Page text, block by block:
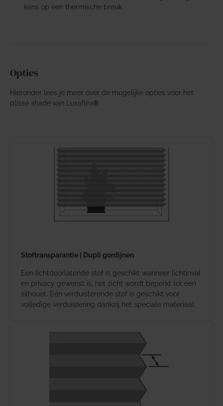
kans op een thermische breuk
Opties
Hieronder lees je meer over de mogelijke opties voor het
plissé shade van Luxaflex®
Stoftransparantie | Dupli gordijnen
Een lichtdoorlatende stof is geschikt wanneer lichtinval
en privacy gewenst is, het zicht wordt beperkt tot een
silhouet. Een verduisterende stof is geschikt voor
volledige verduistering dankzij het speciale materiaal.